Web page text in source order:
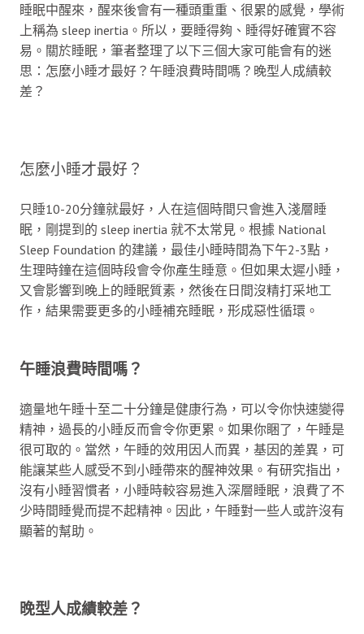
睡眠中醒來，醒來後會有一種頭重重、很累的感覺，學術
上稱為 sleep inertia。所以，要睡得夠、睡得好確實不容
易。關於睡眠，筆者整理了以下三個大家可能會有的迷
思：怎麼小睡才最好？午睡浪費時間嗎？晚型人成績較
差？
怎麼小睡才最好？
只睡10-20分鐘就最好，人在這個時間只會進入淺層睡
眠，剛提到的 sleep inertia 就不太常見。根據 National
Sleep Foundation 的建議，最佳小睡時間為下午2-3點，
生理時鐘在這個時段會令你產生睡意。但如果太遲小睡，
又會影響到晚上的睡眠質素，然後在日間沒精打采地工
作，結果需要更多的小睡補充睡眠，形成惡性循環。
午睡浪費時間嗎？
適量地午睡十至二十分鐘是健康行為，可以令你快速變得
精神，過長的小睡反而會令你更累。如果你睏了，午睡是
很可取的。當然，午睡的效用因人而異，基因的差異，可
能讓某些人感受不到小睡帶來的醒神效果。有研究指出，
沒有小睡習慣者，小睡時較容易進入深層睡眠，浪費了不
少時間睡覺而提不起精神。因此，午睡對一些人或許沒有
顯著的幫助。
晚型人成績較差？